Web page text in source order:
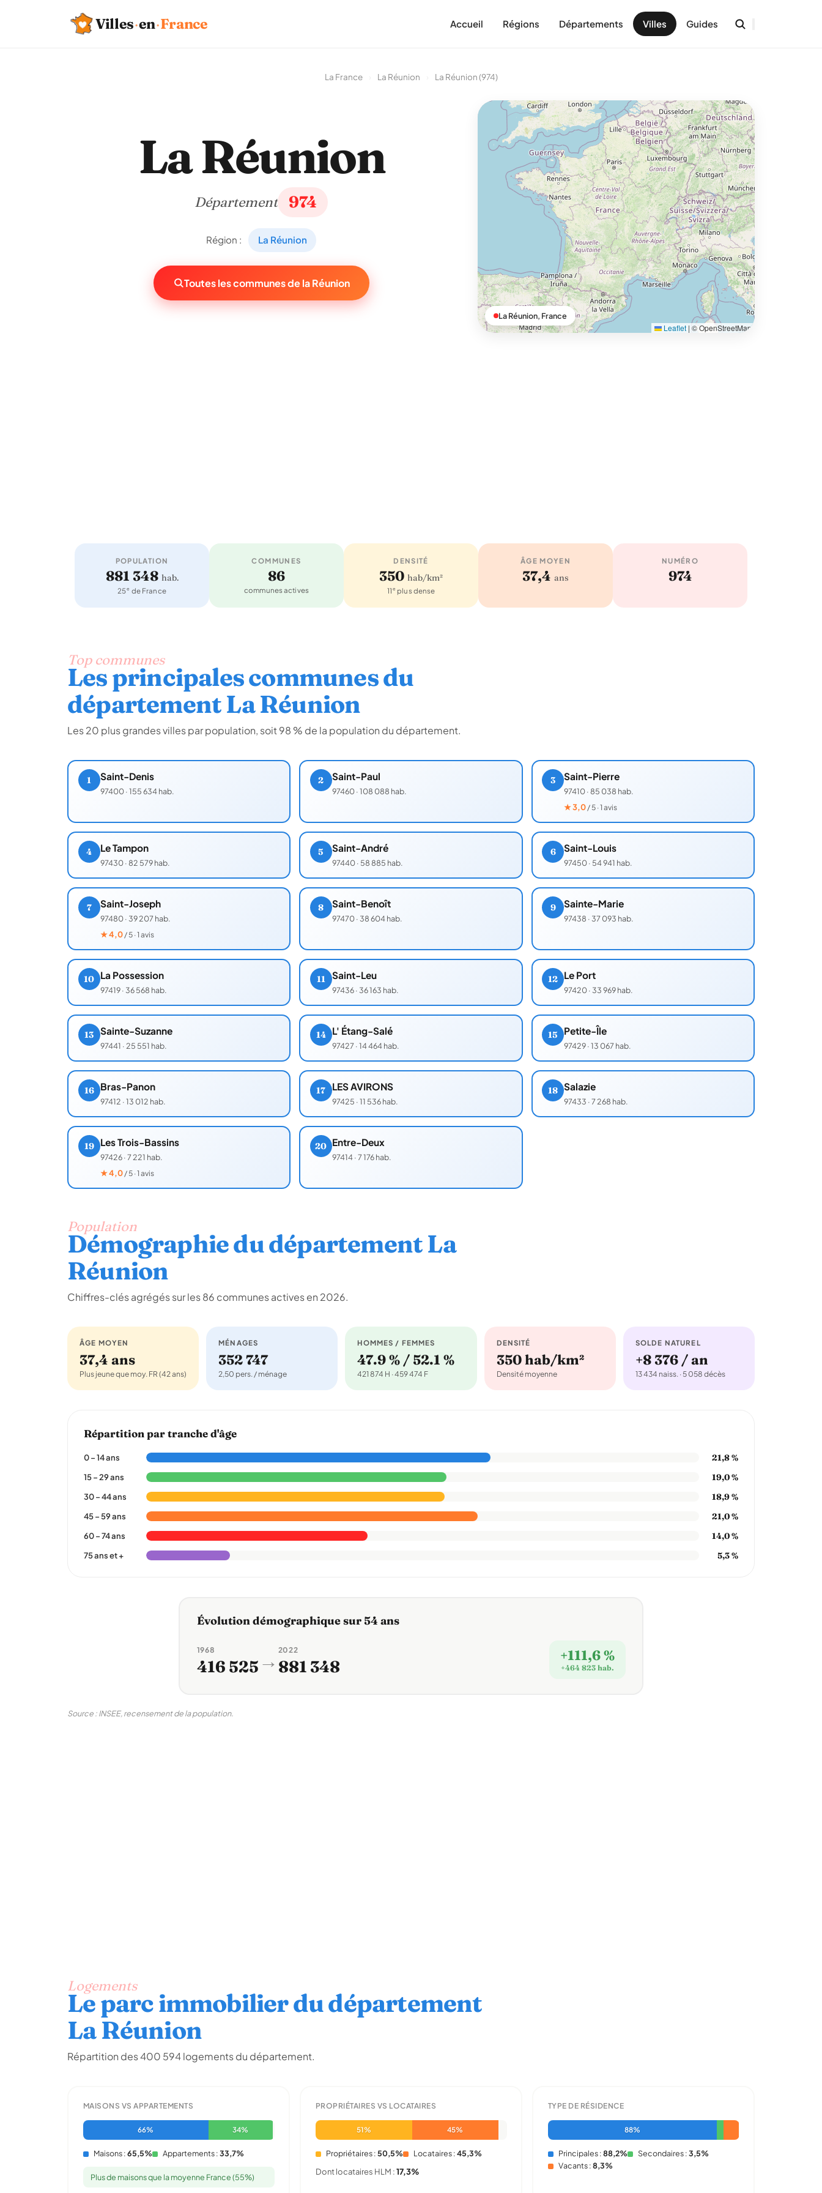
Villes·en·France Accueil Régions Départements Villes Guides
La France La Réunion La Réunion (974)
La Réunion
Département 974
Région : La Réunion
Toutes les communes de la Réunion
Leaflet | © OpenStreetMap
La Réunion, France
POPULATION
881 348 hab.
25e de France
COMMUNES
86
communes actives
DENSITÉ
350 hab/km²
11 e plus dense
ÂGE MOYEN
37,4 ans
NUMÉRO
974
Top communes
Les principales communes du
département La Réunion
Les 20 plus grandes villes par population, soit 98 % de la population du département.
1 Saint-Denis
97400·155 634 hab.
2 Saint-Paul
97460·108 088 hab.
3 Saint-Pierre
97410·85 038 hab.
★3,0/ 5 · 1 avis
4 Le Tampon
97430·82 579 hab.
5 Saint-André
97440· 58 885 hab.
6 Saint-Louis
97450· 54 941 hab.
7 Saint-Joseph
97480·39 207 hab.
★4,0/ 5 · 1 avis
8 Saint-Benoît
97470·38 604 hab.
9 Sainte-Marie
97438 ·37 093 hab.
10 La Possession
97419·36 568 hab.
11 Saint-Leu
97436·36 163 hab.
12 Le Port
97420·33 969 hab.
13 Sainte-Suzanne
97441 ·25 551 hab.
14 L' Étang-Salé
97427·14 464 hab.
15 Petite-Île
97429·13 067 hab.
16 Bras-Panon
97412 ·13 012 hab.
17 LES AVIRONS
97425 ·11 536 hab.
18 Salazie
97433 ·7 268 hab.
19 Les Trois-Bassins
97426·7 221 hab.
★4,0/ 5 · 1 avis
20 Entre-Deux
97414·7 176 hab.
Population
Démographie du département La
Réunion
Chiffres-clés agrégés sur les 86 communes actives en 2026.
ÂGE MOYEN
37,4 ans
Plus jeune que moy. FR (42 ans)
MÉNAGES
352 747
2,50 pers. / ménage
HOMMES / FEMMES
47.9 % / 52.1 %
421 874 H · 459 474 F
DENSITÉ
350 hab/km²
Densité moyenne
SOLDE NATUREL
+8 376 / an
13 434 naiss. · 5 058 décès
Répartition par tranche d'âge
0 – 14 ans 21,8 %
15 – 29 ans 19,0 %
30 – 44 ans 18,9 %
45 – 59 ans 21,0 %
60 – 74 ans 14,0 %
75 ans et + 5,3 %
Évolution démographique sur 54 ans
1968
416 525 → 2022
881 348
+111,6 %
+464 823 hab.
Source : INSEE, recensement de la population.
Logements
Le parc immobilier du département
La Réunion
Répartition des 400 594 logements du département.
MAISONS VS APPARTEMENTS
66% 34%
Maisons :65,5% Appartements :33,7%
Plus de maisons que la moyenne France (55%)
PROPRIÉTAIRES VS LOCATAIRES
51% 45%
Propriétaires :50,5% Locataires :45,3%
Dont locataires HLM :17,3%
TYPE DE RÉSIDENCE
88%
Principales :88,2% Secondaires :3,5%
Vacants :8,3%